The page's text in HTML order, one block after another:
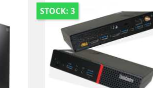
STOCK: 3